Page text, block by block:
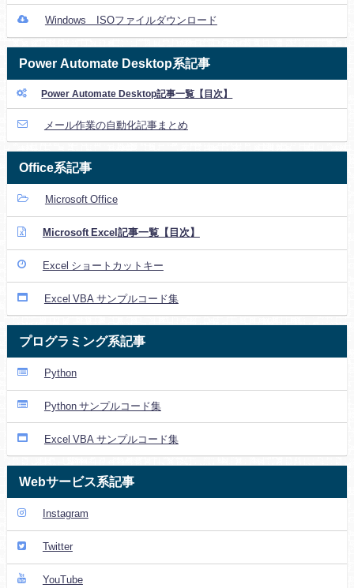
Windows ISOファイルダウンロード
Power Automate Desktop系記事
Power Automate Desktop記事一覧【目次】
メール作業の自動化記事まとめ
Office系記事
Microsoft Office
Microsoft Excel記事一覧【目次】
Excel ショートカットキー
Excel VBA サンプルコード集
プログラミング系記事
Python
Python サンプルコード集
Excel VBA サンプルコード集
Webサービス系記事
Instagram
Twitter
YouTube